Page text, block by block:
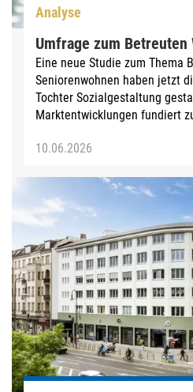
Analyse
Umfrage zum
Eine neue Studie zum Thema
Seniorenwohnen haben jetzt
Tochter Sozialgestaltung
Marktentwicklungen fundiert
10.06.2026